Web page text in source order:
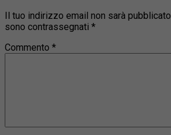
Il tuo indirizzo email non sarà pubblicato.
sono contrassegnati *
Commento *